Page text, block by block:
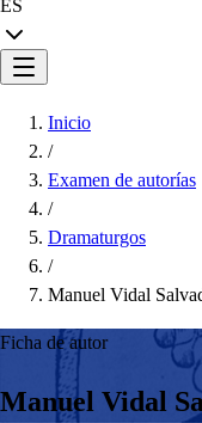
ES
Inicio
/
Examen de autorías
/
Dramaturgos
/
Manuel Vidal
Ficha de autor
Manuel Vidal